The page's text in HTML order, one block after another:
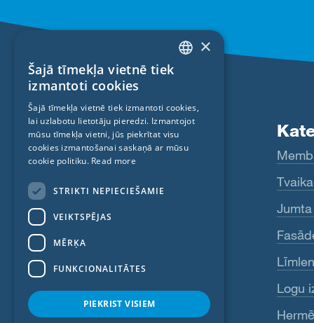
Produkti
Fentrim
Rissan
Primur
Logu
ENGLISH
FRENCH
CZECH
NORWEGIAN
×
Šajā tīmekļa vietnē tiek
izmantoti cookies
Šajā tīmekļa vietnē tiek izmantoti cookies,
lai uzlabotu lietotāju pieredzi. Izmantojot
mūsu tīmekļa vietni, jūs piekrītat visu
cookies izmantošanai saskaņā ar mūsu
cookie politiku. Read more
STRIKTI NEPIECIEŠAMIE
VEIKTSPĒJAS
MĒRĶA
FUNKCIONALITĀTES
PIEKRIST VISIEM